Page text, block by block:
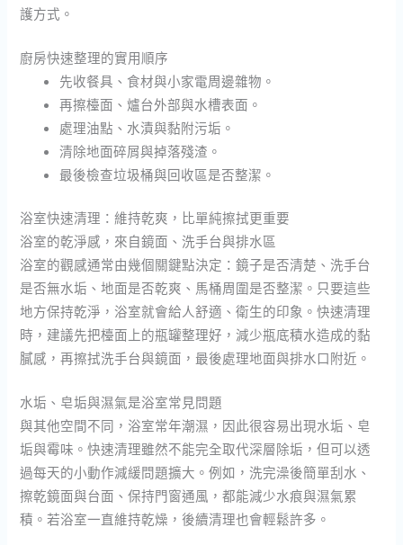
護方式。
廚房快速整理的實用順序
先收餐具、食材與小家電周邊雜物。
再擦檯面、爐台外部與水槽表面。
處理油點、水漬與黏附污垢。
清除地面碎屑與掉落殘渣。
最後檢查垃圾桶與回收區是否整潔。
浴室快速清理：維持乾爽，比單純擦拭更重要
浴室的乾淨感，來自鏡面、洗手台與排水區
浴室的觀感通常由幾個關鍵點決定：鏡子是否清楚、洗手台
是否無水垢、地面是否乾爽、馬桶周圍是否整潔。只要這些
地方保持乾淨，浴室就會給人舒適、衛生的印象。快速清理
時，建議先把檯面上的瓶罐整理好，減少瓶底積水造成的黏
膩感，再擦拭洗手台與鏡面，最後處理地面與排水口附近。
水垢、皂垢與濕氣是浴室常見問題
與其他空間不同，浴室常年潮濕，因此很容易出現水垢、皂
垢與霉味。快速清理雖然不能完全取代深層除垢，但可以透
過每天的小動作減緩問題擴大。例如，洗完澡後簡單刮水、
擦乾鏡面與台面、保持門窗通風，都能減少水痕與濕氣累
積。若浴室一直維持乾燥，後續清理也會輕鬆許多。